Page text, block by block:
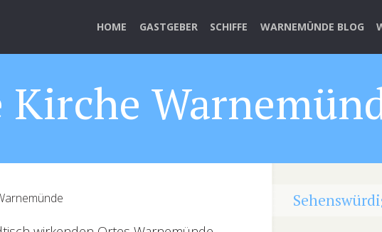
HOME GASTGEBER SCHIFFE WARNEMÜNDE BLOG
Kirche